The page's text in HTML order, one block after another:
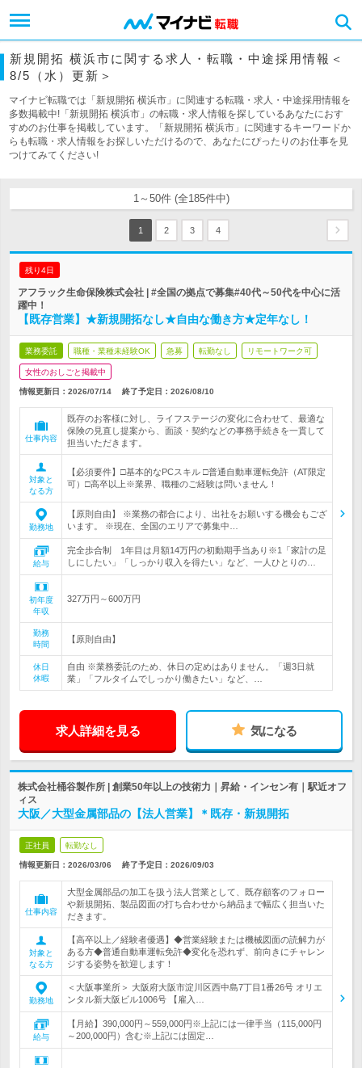
新規開拓 横浜市に関する求人・転職・中途採用情報＜
8/5（水）更新＞
マイナビ転職では「新規開拓 横浜市」に関連する転職・求人・中途採用情報を
多数掲載中!「新規開拓 横浜市」の転職・求人情報を探しているあなたにおす
すめのお仕事を掲載しています。「新規開拓 横浜市」に関連するキーワードか
らも転職・求人情報をお探しいただけるので、あなたにぴったりのお仕事を見
つけてみてください!
1～50件 (全185件中)
1 2 3 4
残り4日
アフラック生命保険株式会社 | #全国の拠点で募集#40代～50代を中心に活
躍中！
【既存営業】★新規開拓なし★自由な働き方★定年なし！
業務委託 職種・業種未経験OK 急募 転勤なし リモートワーク可
女性のおしごと掲載中
情報更新日：2026/07/14 終了予定日： 2026/08/10
仕事内容
既存のお客様に対し、ライフステージの変化に合わせて、最適な
保険の見直し提案から、面談・契約などの事務手続きを一貫して
担当いただきます。
対象と
なる方
【必須要件】□基本的なPCスキル □普通自動車運転免許（AT限定
可）□高卒以上※業界、職種のご経験は問いません！
勤務地
【原則自由】 ※業務の都合により、出社をお願いする機会もござ
います。 ※現在、全国のエリアで募集中…
給与
完全歩合制 1年目は月額14万円の初動期手当あり※1「家計の足
しにしたい」「しっかり収入を得たい」など、一人ひとりの…
初年度
年収
327万円～600万円
勤務
時間
【原則自由】
休日
休暇
自由 ※業務委託のため、休日の定めはありません。「週3日就
業」「フルタイムでしっかり働きたい」など、…
求人詳細を見る 気になる
株式会社桶谷製作所 | 創業50年以上の技術力｜昇給・インセン有｜駅近オフ
ィス
大阪／大型金属部品の【法人営業】＊既存・新規開拓
正社員 転勤なし
情報更新日：2026/03/06 終了予定日： 2026/09/03
仕事内容
大型金属部品の加工を扱う法人営業として、既存顧客のフォロー
や新規開拓、製品図面の打ち合わせから納品まで幅広く担当いた
だきます。
対象と
なる方
【高卒以上／経験者優遇】◆営業経験または機械図面の読解力が
ある方◆普通自動車運転免許◆変化を恐れず、前向きにチャレン
ジする姿勢を歓迎します！
勤務地
＜大阪事業所＞ 大阪府大阪市淀川区西中島7丁目1番26号 オリエ
ンタル新大阪ビル1006号 【雇入…
給与
【月給】390,000円～559,000円※上記には一律手当（115,000円
～200,000円）含む※上記には固定…